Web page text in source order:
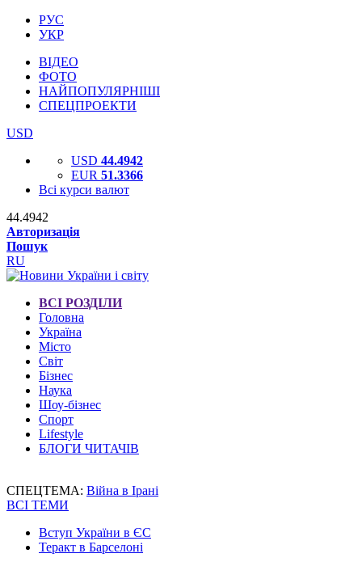
РУС
УКР
ВІДЕО
ФОТО
НАЙПОПУЛЯРНІШІ
СПЕЦПРОЕКТИ
USD
USD 44.4942
EUR 51.3366
Всі курси валют
44.4942
Авторизація
Пошук
RU
ВСІ РОЗДІЛИ
Головна
Україна
Місто
Світ
Бізнес
Наука
Шоу-бізнес
Спорт
Lifestyle
БЛОГИ ЧИТАЧІВ
СПЕЦТЕМА: Війна в Ірані
ВСІ ТЕМИ
Вступ України в ЄС
Теракт в Барселоні